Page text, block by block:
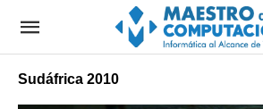
Sudáfrica 2010